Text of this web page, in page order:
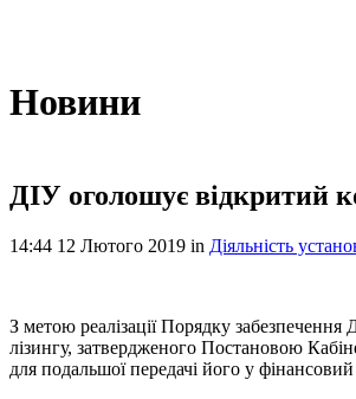
Новини
ДІУ оголошує відкритий
14:44 12 Лютого 2019 in Діяльність
З метою реалізації Порядку
лізингу, затвердженого Постановою
для подальшої передачі його у фінансовий